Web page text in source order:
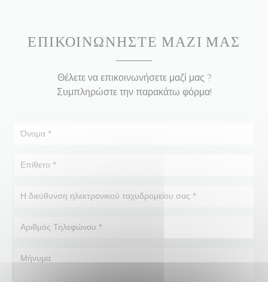
ΕΠΙΚΟΙΝΩΝΉΣΤΕ ΜΑΖΊ ΜΑΣ
Θέλετε να επικοινωνήσετε μαζί μας ?
Συμπληρώστε την παρακάτω φόρμα!